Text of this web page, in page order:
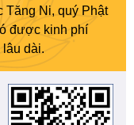
Tăng Ni, quý Phật
được kinh phí
dài.